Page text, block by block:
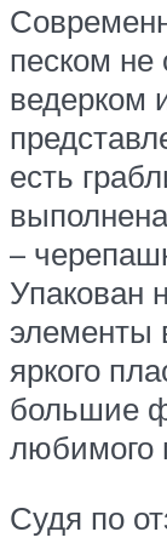
песком не
ведерком
есть
–
Упакован
элементы
яркого
большие
любимого
Судя по